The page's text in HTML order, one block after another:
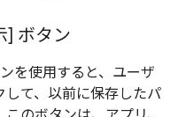
] ボタン
を使用すると、ユーザ
して、以前に保存したパ